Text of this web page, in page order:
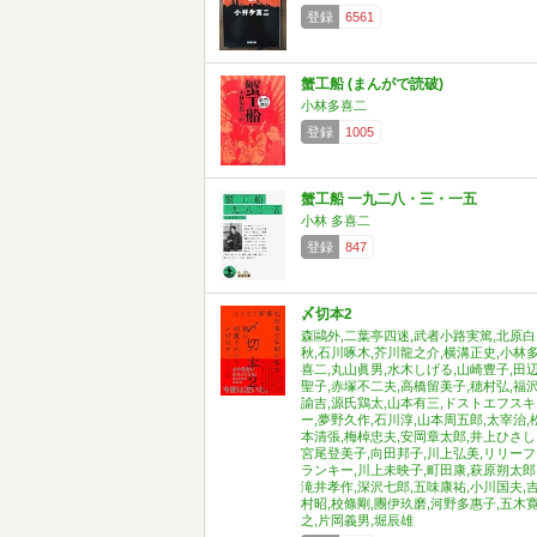
登録
6561
蟹工船 (まんがで読破)
小林多喜二
登録
1005
蟹工船 一九二八・三・一五
小林 多喜二
登録
847
〆切本2
森鷗外,二葉亭四迷,武者小路実篤,北原白
秋,石川啄木,芥川龍之介,横溝正史,小林多
喜二,丸山眞男,水木しげる,山崎豊子,田辺
聖子,赤塚不二夫,高橋留美子,穂村弘,福沢
諭吉,源氏鶏太,山本有三,ドストエフスキ
ー,夢野久作,石川淳,山本周五郎,太宰治,
本清張,梅棹忠夫,安岡章太郎,井上ひさし,
宮尾登美子,向田邦子,川上弘美,リリーフ
ランキー,川上未映子,町田康,萩原朔太郎,
滝井孝作,深沢七郎,五味康祐,小川国夫,
村昭,校條剛,團伊玖磨,河野多惠子,五木
之,片岡義男,堀辰雄